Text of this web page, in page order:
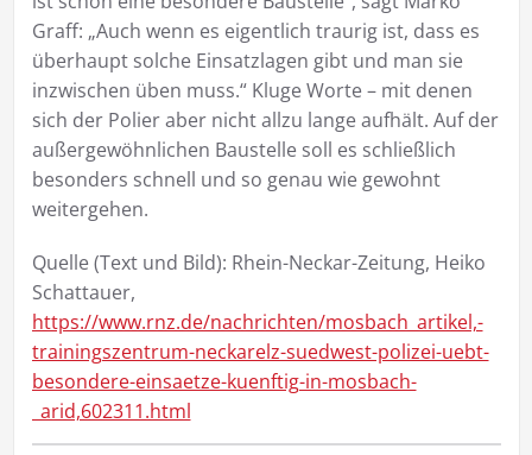
Graff: „Auch wenn es eigentlich traurig ist, dass es
überhaupt solche Einsatzlagen gibt und man sie
inzwischen üben muss.“ Kluge Worte – mit denen
sich der Polier aber nicht allzu lange aufhält. Auf der
außergewöhnlichen Baustelle soll es schließlich
besonders schnell und so genau wie gewohnt
weitergehen.
Quelle (Text und Bild): Rhein-Neckar-Zeitung, Heiko
Schattauer,
https://www.rnz.de/nachrichten/mosbach_artikel,-
trainingszentrum-neckarelz-suedwest-polizei-uebt-
besondere-einsaetze-kuenftig-in-mosbach-
_arid,602311.html